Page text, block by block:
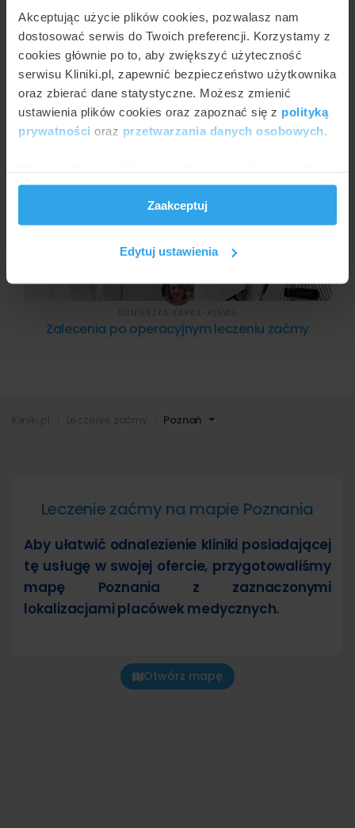
Akceptując użycie plików cookies, pozwalasz nam
dostosować serwis do Twoich preferencji. Korzystamy z
cookies głównie po to, aby zwiększyć użyteczność
serwisu Kliniki.pl, zapewnić bezpieczeństwo użytkownika
oraz zbierać dane statystyczne. Możesz zmienić
ustawienia plików cookies oraz zapoznać się z polityką
prywatności oraz przetwarzania danych osobowych.
i reklam, aby oferować funkcje społecznościowe i
analizować ruch w naszej witrynie. Informacje o tym, jak
korzystasz z naszej witryny, udostępniamy partnerom
społecznościowym, reklamowym i analitycznym.
otrzymanymi od Ciebie lub uzyskanymi podczas
korzystania z ich usług.
Zaakceptuj
Edytuj ustawienia
Poznań
Laserowe usuwanie zaćmy
JULIA WŁOSIŃSKA
Zalecenia po operacyjnym leczeniu zaćmy
Leczenie zaćmy na mapie Poznania
Aby ułatwić odnalezienie kliniki posiadającej
tę usługę w swojej ofercie, przygotowaliśmy
mapę Poznania z zaznaczonymi
lokalizacjami placówek medycznych.
Otwórz mapę